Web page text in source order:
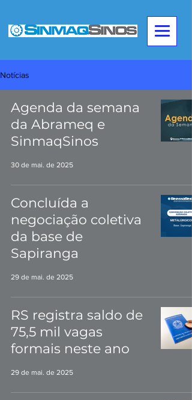
Notícias
Agenda da semana
da Abrameq e
SinmaqSinos
30 de mai. de 2025
Concluída a
negociação coletiva
da base de
Sapiranga
29 de mai. de 2025
RS registra saldo de
75,5 mil vagas
formais neste ano
29 de mai. de 2025